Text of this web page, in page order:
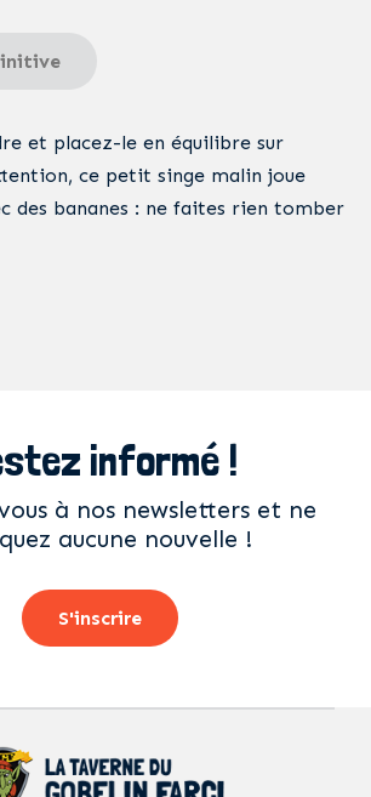
et placez-le en équilibre sur
ce petit singe malin joue
des bananes : ne faites rien tomber
informé !
à nos newsletters et ne
aucune nouvelle !
S'inscrire